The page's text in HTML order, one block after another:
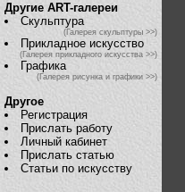
Другие ART-галереи
Скульптура
(Галерея скульптуры >>)
Прикладное искусство
(Галерея прикладного искусства >>)
Графика
(Галерея рисунка и графики >>)
Другое
Регистрация
Прислать работу
Личный кабинет
Прислать статью
Статьи по искусству